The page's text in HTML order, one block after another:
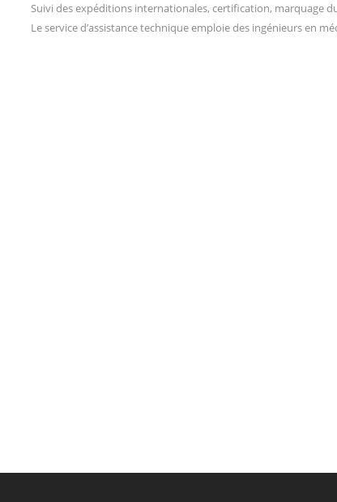
Suivi des expéditions internationales, certification, marquage
Le service d’assistance technique emploie des ingénieurs en